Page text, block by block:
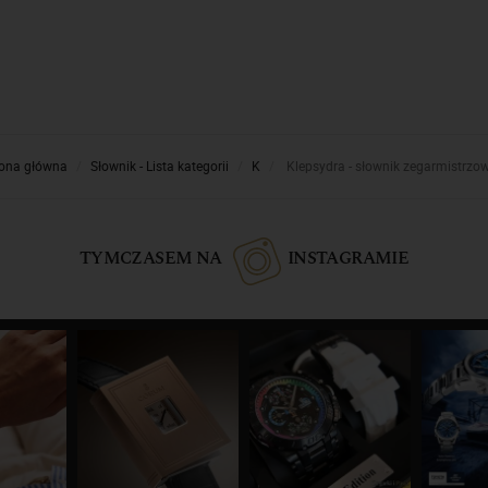
główna Słownik - Lista kategorii K Klepsydra - słownik
TYMCZASEM NA INSTAGRAMIE